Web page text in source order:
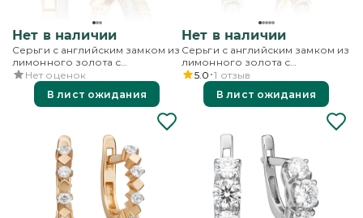
Нет в наличии
Серьги с английским замком из
лимонного золота с
фианитами
Нет оценок
В лист ожидания
Нет в наличии
Серьги с английским замком из
лимонного золота с
фианитами
5.0 1 отзыв
В лист ожидания